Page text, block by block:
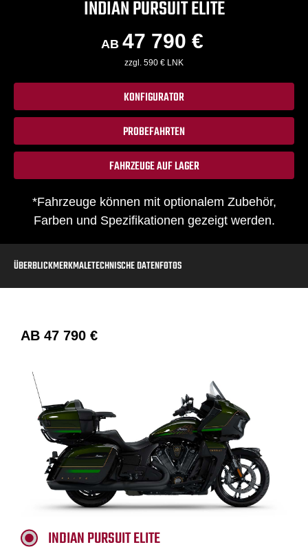
INDIAN PURSUIT ELITE
AB 47 790 €
zzgl. 590 € LNK
KONFIGURATOR
PROBEFAHRTEN
FAHRZEUGE AUF LAGER
*Fahrzeuge können mit optionalem Zubehör,
Farben und Spezifikationen gezeigt werden.
ÜBERBLICKMERKMALETECHNISCHE DATENFOTOS
AB 47 790 €
INDIAN PURSUIT ELITE